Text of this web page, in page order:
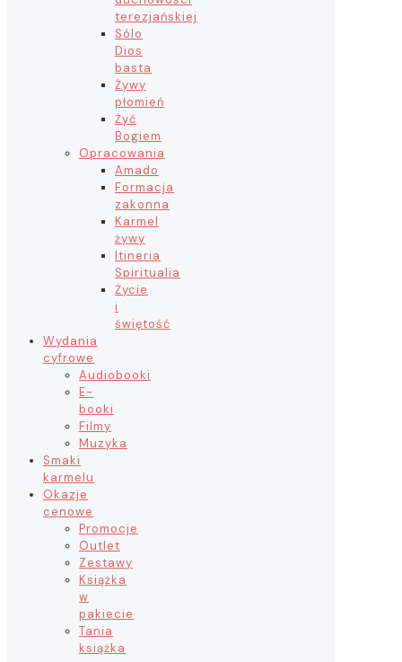
terezjańskiej
Sólo
Dios
basta
Żywy
płomień
Żyć
Bogiem
Opracowania
Amado
Formacja
zakonna
Karmel
żywy
Itineria
Spiritualia
Życie
i
świętość
Wydania
cyfrowe
Audiobooki
E-
booki
Filmy
Muzyka
Smaki
karmelu
Okazje
cenowe
Promocje
Outlet
Zestawy
Książka
w
pakiecie
Tania
książka